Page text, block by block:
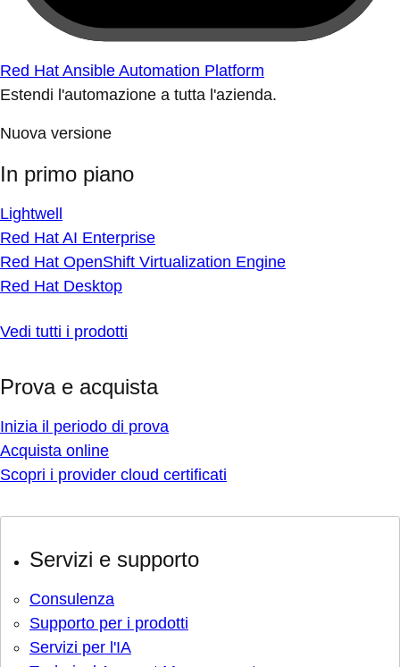
Red Hat Ansible Automation Platform
Estendi l'automazione a tutta l'azienda.
Nuova versione
In primo piano
Lightwell
Red Hat AI Enterprise
Red Hat OpenShift Virtualization Engine
Red Hat Desktop
Vedi tutti i prodotti
Prova e acquista
Inizia il periodo di prova
Acquista online
Scopri i provider cloud certificati
Servizi e supporto
Consulenza
Supporto per i prodotti
Servizi per l'IA